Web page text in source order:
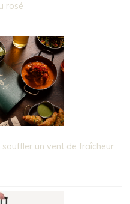
rosé
un vent de fraîcheur